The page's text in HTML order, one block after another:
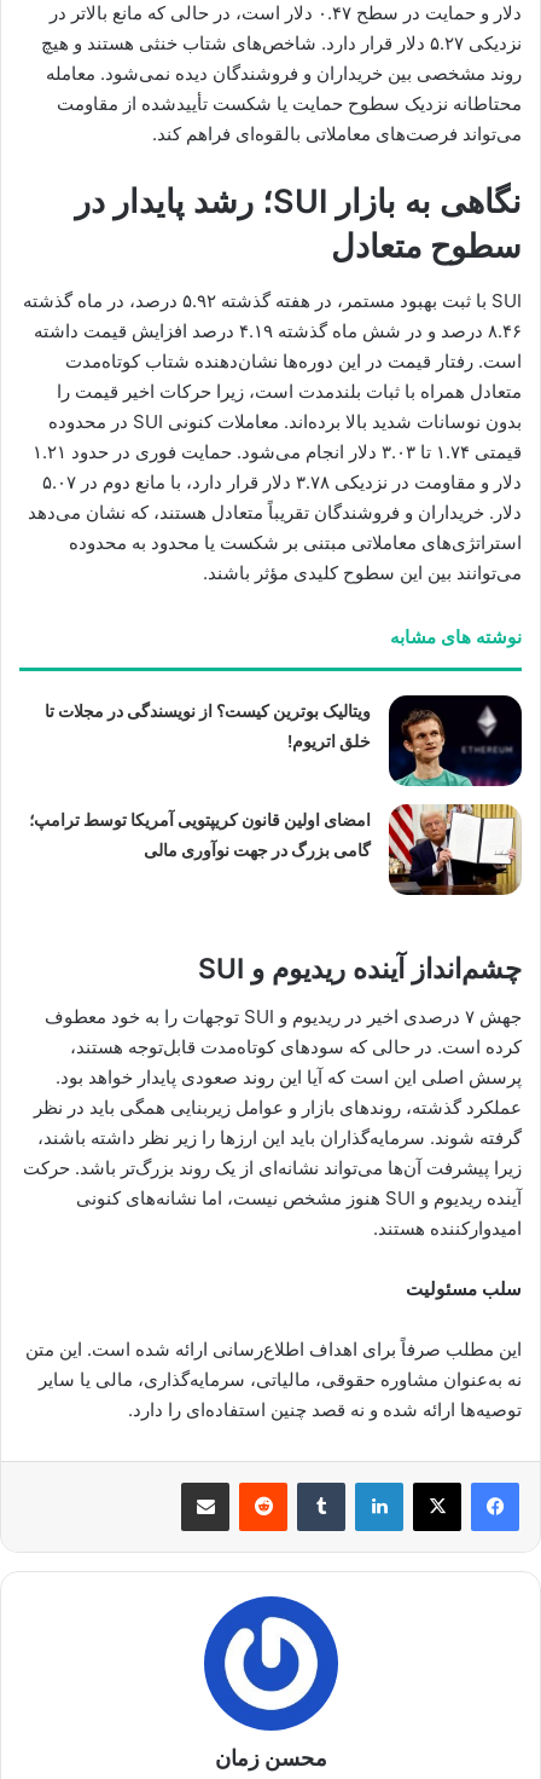
دلار و حمایت در سطح ۰.۴۷ دلار است، در حالی که مانع بالاتر در
نزدیکی ۵.۲۷ دلار قرار دارد. شاخص‌های شتاب خنثی هستند و هیچ
روند مشخصی بین خریداران و فروشندگان دیده نمی‌شود. معامله
محتاطانه نزدیک سطوح حمایت یا شکست تأییدشده از مقاومت
می‌تواند فرصت‌های معاملاتی بالقوه‌ای فراهم کند.
نگاهی به بازار SUI؛ رشد پایدار در
سطوح متعادل
SUI با ثبت بهبود مستمر، در هفته گذشته ۵.۹۲ درصد، در ماه گذشته
۸.۴۶ درصد و در شش ماه گذشته ۴.۱۹ درصد افزایش قیمت داشته
است. رفتار قیمت در این دوره‌ها نشان‌دهنده شتاب کوتاه‌مدت
متعادل همراه با ثبات بلندمدت است، زیرا حرکات اخیر قیمت را
بدون نوسانات شدید بالا برده‌اند. معاملات کنونی SUI در محدوده
قیمتی ۱.۷۴ تا ۳.۰۳ دلار انجام می‌شود. حمایت فوری در حدود ۱.۲۱
دلار و مقاومت در نزدیکی ۳.۷۸ دلار قرار دارد، با مانع دوم در ۵.۰۷
دلار. خریداران و فروشندگان تقریباً متعادل هستند، که نشان می‌دهد
استراتژی‌های معاملاتی مبتنی بر شکست یا محدود به محدوده
می‌توانند بین این سطوح کلیدی مؤثر باشند.
نوشته های مشابه
ویتالیک بوترین کیست؟ از نویسندگی در مجلات تا
خلق اتریوم!
امضای اولین قانون کریپتویی آمریکا توسط ترامپ؛
گامی بزرگ در جهت نوآوری مالی
چشم‌انداز آینده ریدیوم و SUI
جهش ۷ درصدی اخیر در ریدیوم و SUI توجهات را به خود معطوف
کرده است. در حالی که سودهای کوتاه‌مدت قابل‌توجه هستند،
پرسش اصلی این است که آیا این روند صعودی پایدار خواهد بود.
عملکرد گذشته، روندهای بازار و عوامل زیربنایی همگی باید در نظر
گرفته شوند. سرمایه‌گذاران باید این ارزها را زیر نظر داشته باشند،
زیرا پیشرفت آن‌ها می‌تواند نشانه‌ای از یک روند بزرگ‌تر باشد. حرکت
آینده ریدیوم و SUI هنوز مشخص نیست، اما نشانه‌های کنونی
امیدوارکننده هستند.
سلب مسئولیت
این مطلب صرفاً برای اهداف اطلاع‌رسانی ارائه شده است. این متن
نه به‌عنوان مشاوره حقوقی، مالیاتی، سرمایه‌گذاری، مالی یا سایر
توصیه‌ها ارائه شده و نه قصد چنین استفاده‌ای را دارد.
لینکدین ‫تامبلر ‫رددیت اشتراک گذاری از طریق ایمیل
محسن زمان